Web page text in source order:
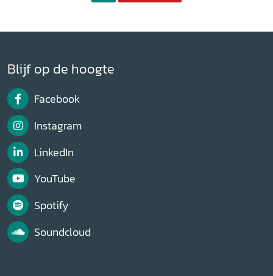
Blijf op de hoogte
Facebook
Instagram
LinkedIn
YouTube
Spotify
Soundcloud